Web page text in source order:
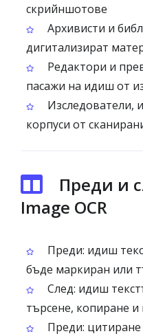
скрийншотове
Архивисти и
дигитализират
Редактори и
пасажи на идиш от
Изследователи,
корпуси от
Преди и
Image OCR
Преди: идиш
бъде маркиран или
След: идиш
търсене, копиране и
Преди: